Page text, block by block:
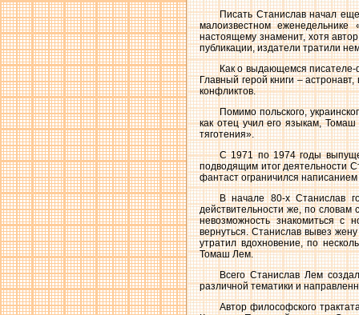
Писать Станислав начал
малоизвестном
настоящему знаменит, хотя
публикации, издатели тратили
Как о выдающемся писателе-
Главный герой книги –
конфликтов.
Помимо польского,
как отец учил его языкам,
тяготения».
С 1971 по 1974 годы
подводящим итог деятельности
фантаст ограничился
В начале 80-х Станислав
действительности же, по
невозможность знакомиться
вернуться. Станислав вывез
утратил вдохновение, по
Томаш Лем.
Всего Станислав Лем
различной тематики и
Автор философского